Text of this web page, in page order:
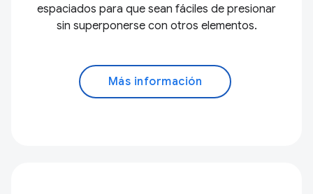
espaciados para que sean fáciles de presionar
sin superponerse con otros elementos.
Más información